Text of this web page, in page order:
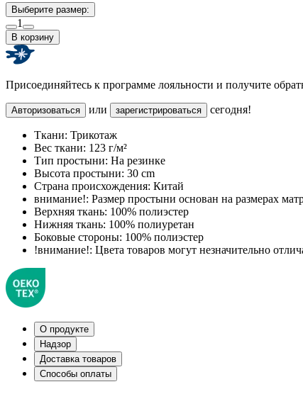
Выберите размер:
1
В корзину
Присоединяйтесь к программе лояльности и получите
Авторизоваться или зарегистрироваться сегодня!
Ткани: Трикотаж
Вес ткани: 123 г/м²
Тип простыни: На резинке
Высота простыни: 30 cm
Страна происхождения: Китай
внимание!: Размер простыни основан на размерах
Верхняя ткань: 100% полиэстер
Нижняя ткань: 100% полиуретан
Боковые стороны: 100% полиэстер
!внимание!: Цвета товаров могут незначительно
О продукте
Надзор
Доставка товаров
Способы оплаты